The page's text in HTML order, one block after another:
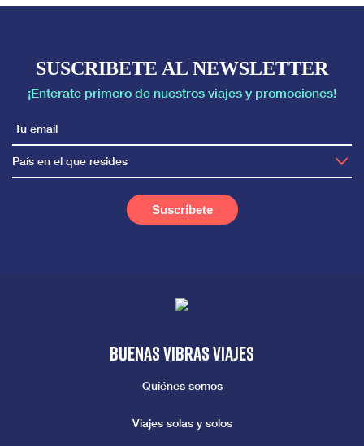
SUSCRIBETE AL NEWSLETTER
¡Enterate primero de nuestros viajes y promociones!
País en el que resides
Buenas vibras viajes
Quiénes somos
Viajes solas y solos